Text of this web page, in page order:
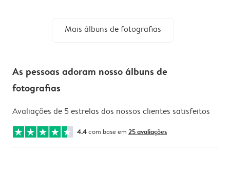
Mais álbuns de fotografias
As pessoas adoram nosso álbuns de
fotografias
Avaliações de 5 estrelas dos nossos clientes satisfeitos
4.4com base em 25 avaliações